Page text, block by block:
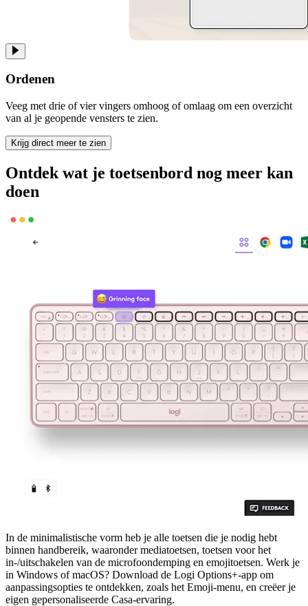
Ordenen
Veeg met drie of vier vingers omhoog of omlaag om een overzicht
van al je geopende vensters te zien.
Krijg direct meer te zien
Ontdek wat je toetsenbord nog meer kan
doen
In de minimalistische vorm heb je alle toetsen die je nodig hebt
binnen handbereik, waaronder mediatoetsen, toetsen voor het
in-/uitschakelen van de microfoondemping en emojitoetsen. Werk je
in Windows of macOS? Download de Logi Options+-app om
aanpassingsopties te ontdekken, zoals het Emoji-menu, en creëer je
eigen gepersonaliseerde Casa-ervaring.